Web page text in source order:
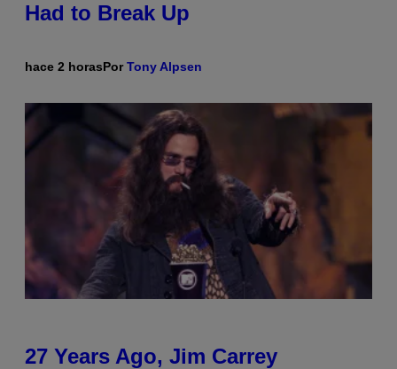
Had to Break Up
hace 2 horasPorTony Alpsen
27 Years Ago, Jim Carrey